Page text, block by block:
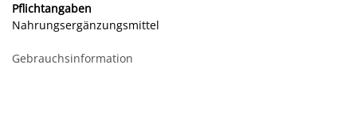
Pflichtangaben
Nahrungsergänzungsmittel
Gebrauchsinformation